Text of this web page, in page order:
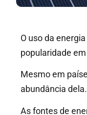
O uso da
popularidade
Mesmo em
abundância dela.
As fontes de